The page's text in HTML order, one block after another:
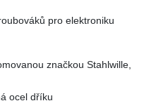
pro elektroniku
značkou Stahlwille,
ocel dříku